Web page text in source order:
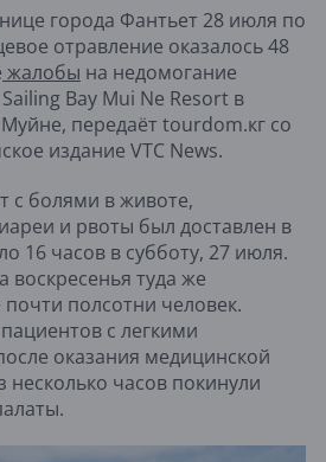
города Фантьет 28 июля по
отравление оказалось 48
жалобы на недомогание
Bay Mui Ne Resort в
передаёт tourdom.кг со
издание VTC News.
с болями в животе,
и рвоты был доставлен в
16 часов в субботу, 27 июля.
воскресенья туда же
полсотни человек.
с легкими
оказания медицинской
часов покинули